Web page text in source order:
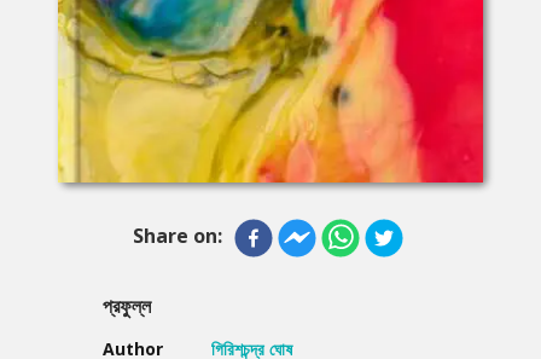
Share on:
প্রফুল্ল
Author
গিরিশচন্দ্র ঘোষ